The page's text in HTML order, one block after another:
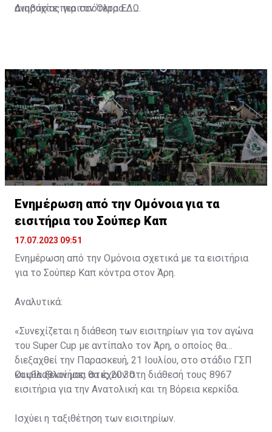
ανησυχίας για τον Όλτρα.
Διαβάστε περισσότεραΕΔΩ
Ενημέρωση από την Ομόνοια για τα
εισιτήρια του Σούπερ Καπ
17.07.2023 09:51
Ενημέρωση από την Ομόνοια σχετικά με τα εισιτήρια
για το Σούπερ Καπ κόντρα στον Άρη.
Αναλυτικά:
«Συνεχίζεται η διάθεση των εισιτηρίων για τον αγώνα
του Super Cup με αντίπαλο τον Άρη, ο οποίος θα
διεξαχθεί την Παρασκευή, 21 Ιουλίου, στο στάδιο ΓΣΠ
και θα ξεκινήσει στις 20:30.
Οι φίλαθλοί μας θα έχουν στη διάθεσή τους 8967
εισιτήρια για την Ανατολική και τη Βόρεια κερκίδα.
Ισχύει η ταξιθέτηση των εισιτηρίων.